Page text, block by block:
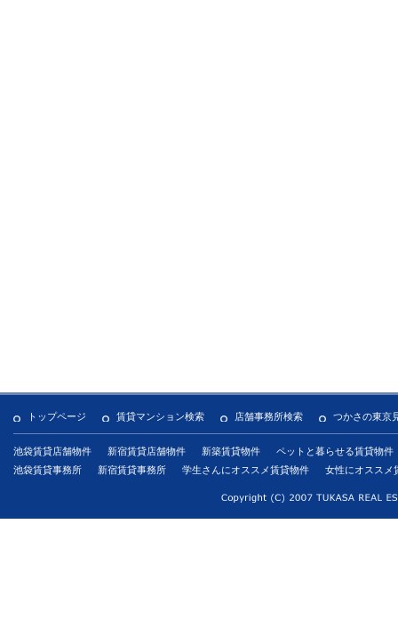
トップページ 賃貸マンション検索 店舗事務所検索 つかさの東京
池袋賃貸店舗物件 新宿賃貸店舗物件 新築賃貸物件
ペットと暮らせる賃貸物件
池袋賃貸事務所
新宿賃貸事務所 学生さんにオススメ賃貸物件 女性にオススメ